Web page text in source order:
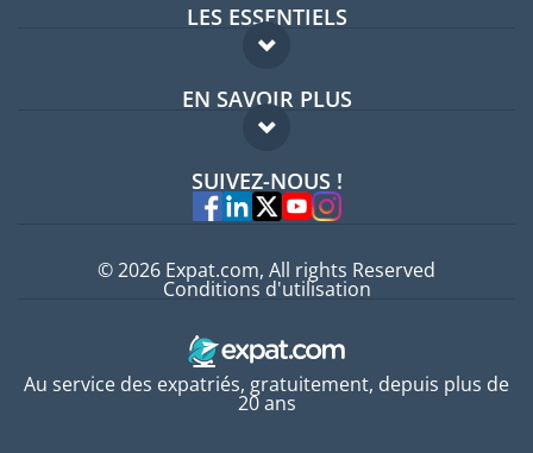
LES ESSENTIELS
Forum expatriés
Guides pays
EN SAVOIR PLUS
FAQ
Experts
SUIVEZ-NOUS !
Au service des expatriés, gratuitement, depuis plus de
20 ans
© 2026 Expat.com, All rights Reserved
Conditions d'utilisation